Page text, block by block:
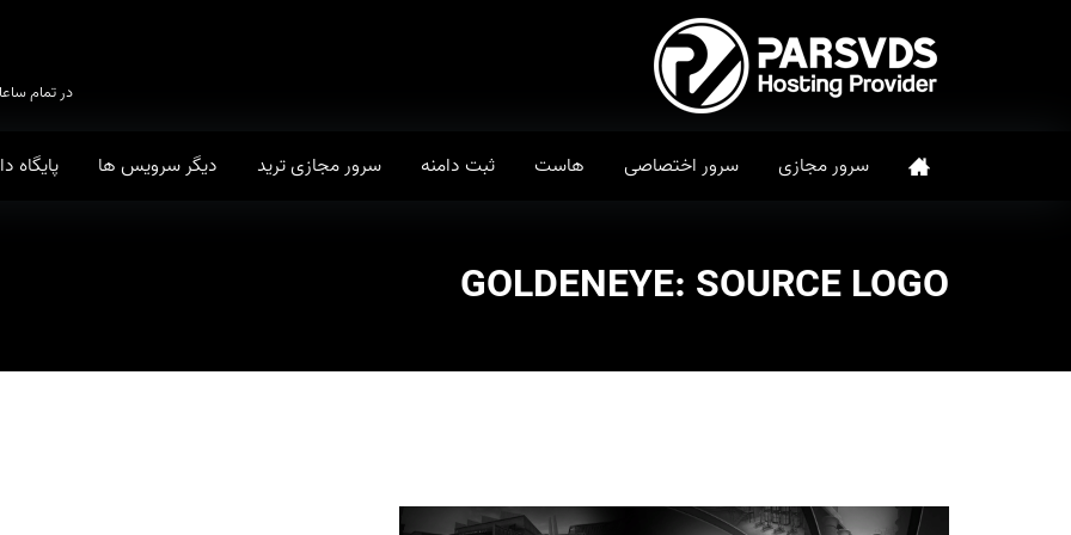
در تمام
سرور مجازی سرور اختصاصی هاست ثبت دامنه سرور مجازی ترید دیگر سرویس ها پایگاه
GOLDENEYE: SOURCE LOGO